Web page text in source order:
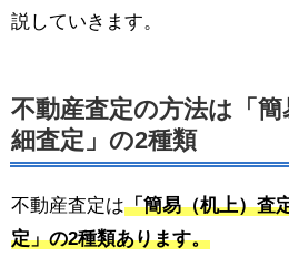
説していきます。
不動産査定の方法は「
細査定」の2種類
不動産査定は「簡易（机上）査
定」の2種類あります。